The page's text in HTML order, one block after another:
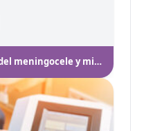
Diagnóstico y tratamiento del meningocele y mielomeningocele